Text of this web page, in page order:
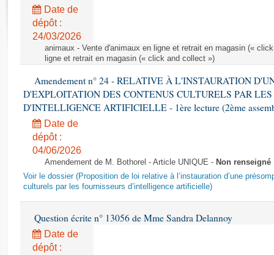
Rapports législatifs
Rapports sur l'application des lois
Baromètre de l’application des lois
Dossiers législatifs
Budget et sécurité sociale
Questions écrites et orales
Comptes rendus des débats
Date de
dépôt :
24/03/2026
animaux - Vente d'animaux en ligne et retrait en magasin («
ligne et retrait en magasin (« click and collect »)
Amendement n° 24 - RELATIVE À L'INSTAURATION
D'EXPLOITATION DES CONTENUS CULTURELS PAR LES
D'INTELLIGENCE ARTIFICIELLE - 1ère lecture (2ème
Date de
dépôt :
04/06/2026
Amendement de M. Bothorel - Article UNIQUE - Non renseigné
Voir le dossier (Proposition de loi relative à l’instauration d’une
culturels par les fournisseurs d’intelligence artificielle)
Question écrite n° 13056 de Mme Sandra Delannoy
Date de
dépôt :